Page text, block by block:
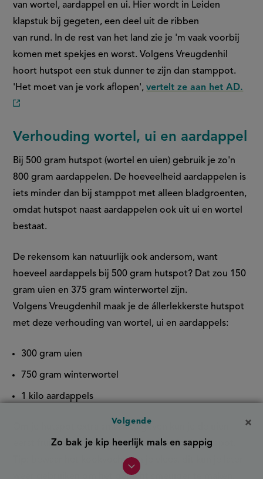
van wortel, aardappel en ui. Hier wordt in Leiden
klapstuk bij gegeten, een deel uit de ribben
van rund. In de rest van het land zie je 'm vaak voorbij
komen met spekjes en worst. Volgens Vreugdenhil
hoort hutspot een stuk dunner te zijn dan stamppot.
'Het moet van je vork aflopen',vertelt ze aan het AD.
(externe
Verhouding wortel, ui en aardappel
Bij 500 gram hutspot (wortel en uien) gebruik je zo'n
800 gram aardappelen. De hoeveelheid aardappelen is
iets minder dan bij stamppot met alleen bladgroenten,
omdat hutspot naast aardappelen ook uit ui en wortel
bestaat.
De rekensom kan natuurlijk ook andersom, want
hoeveel aardappels bij 500 gram hutspot​? Dat zou 150
gram uien en 375 gram winterwortel zijn.
Volgens Vreugdenhil maak je de állerlekkerste hutspot
met deze verhouding van wortel, ui en aardappels:
300 gram uien
750 gram winterwortel
1 kilo aardappels
Om je hutspot extra smaak te geven kun je de uien
eerst fruiten voordat je deze verwerkt in de hutspot.
: bewaar het kookvocht van je vlees, dit kun je later
weer gebruiken om het gerecht smeuïger te maken.
Volgende
Zo bak je kip heerlijk mals en sappig